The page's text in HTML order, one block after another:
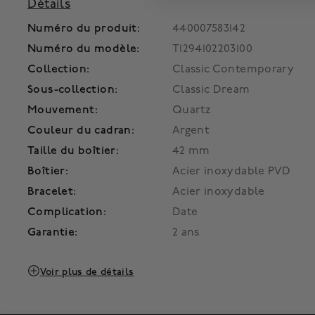
Détails
Numéro du produit:
440007583142
Numéro du modèle:
T1294102203100
Collection:
Classic Contemporary
Sous-collection:
Classic Dream
Mouvement:
Quartz
Couleur du cadran:
Argent
Taille du boîtier:
42 mm
Boîtier:
Acier inoxydable PVD
Bracelet:
Acier inoxydable
Complication:
Date
Garantie:
2 ans
Voir plus de détails